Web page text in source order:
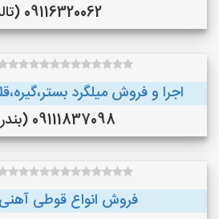
09116320062 (تالش)
اجرا و فروش میلگرد
09111837098 (بندر انزلی)
فروش انواع قوطی